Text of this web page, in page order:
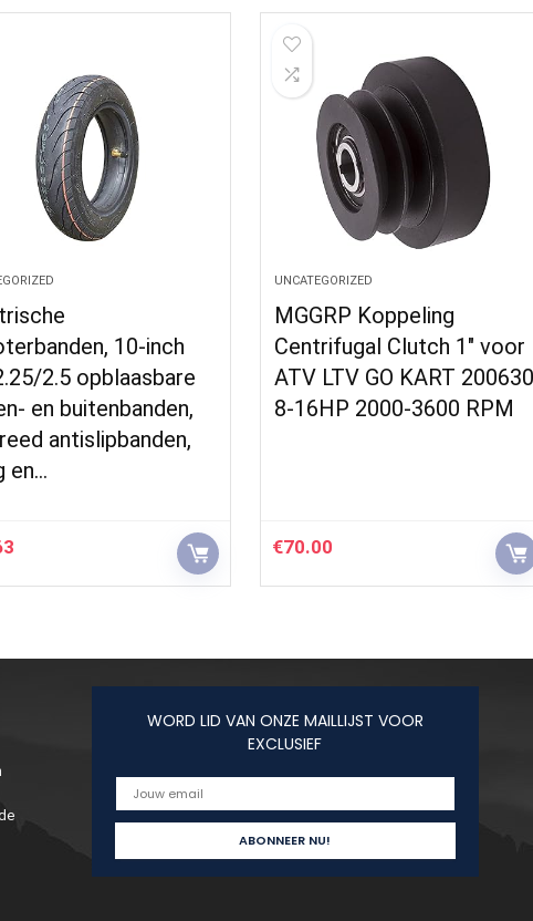
10-inch
2.5 opblaasbare
en buitenbanden,
antislipbanden,
en…
UNCATEGORIZED
MGGRP Koppeling
Centrifugal Clutch 1″ voor
ATV LTV GO KART
8-16HP 2000-3600 RPM
€70.00
WORD LID VAN ONZE MAILLIJST VOOR
EXCLUSIEF